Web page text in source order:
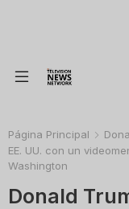
Página Principal
EE. UU. con un
Washington
Donald